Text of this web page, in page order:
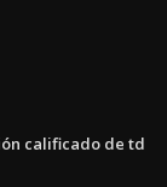
calificado de td